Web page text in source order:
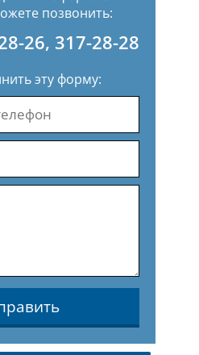
позвонить:
26, 317-28-28
эту форму: